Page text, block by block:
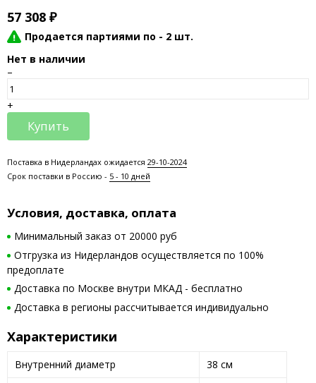
57 308 ₽
Продается партиями по - 2 шт.
Нет в наличии
–
+
Купить
Поставка в Нидерландах ожидается 29-10-2024
Срок поставки в Россию - 5 - 10 дней
Условия, доставка, оплата
Минимальный заказ от 20000 руб
Отгрузка из Нидерландов осуществляется по 100%
предоплате
Доставка по Москве внутри МКАД - бесплатно
Доставка в регионы рассчитывается индивидуально
Характеристики
Внутренний диаметр
38 см